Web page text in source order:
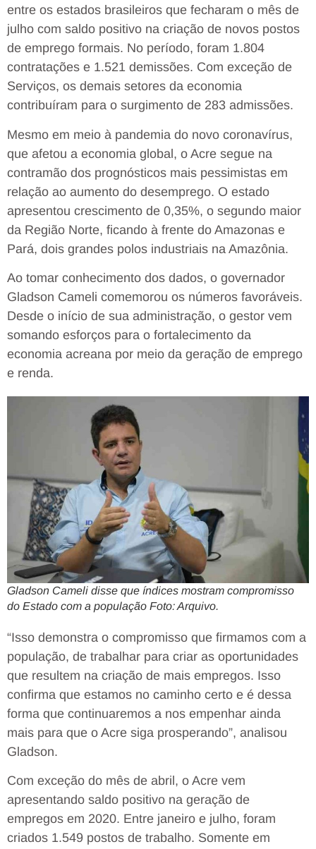
entre os estados brasileiros que fecharam o mês de
julho com saldo positivo na criação de novos postos
de emprego formais. No período, foram 1.804
contratações e 1.521 demissões. Com exceção de
Serviços, os demais setores da economia
contribuíram para o surgimento de 283 admissões.
Mesmo em meio à pandemia do novo coronavírus,
que afetou a economia global, o Acre segue na
contramão dos prognósticos mais pessimistas em
relação ao aumento do desemprego. O estado
apresentou crescimento de 0,35%, o segundo maior
da Região Norte, ficando à frente do Amazonas e
Pará, dois grandes polos industriais na Amazônia.
Ao tomar conhecimento dos dados, o governador
Gladson Cameli comemorou os números favoráveis.
Desde o início de sua administração, o gestor vem
somando esforços para o fortalecimento da
economia acreana por meio da geração de emprego
e renda.
Gladson Cameli disse que índices mostram compromisso
do Estado com a população Foto: Arquivo.
“Isso demonstra o compromisso que firmamos com a
população, de trabalhar para criar as oportunidades
que resultem na criação de mais empregos. Isso
confirma que estamos no caminho certo e é dessa
forma que continuaremos a nos empenhar ainda
mais para que o Acre siga prosperando”, analisou
Gladson.
Com exceção do mês de abril, o Acre vem
apresentando saldo positivo na geração de
empregos em 2020. Entre janeiro e julho, foram
criados 1.549 postos de trabalho. Somente em